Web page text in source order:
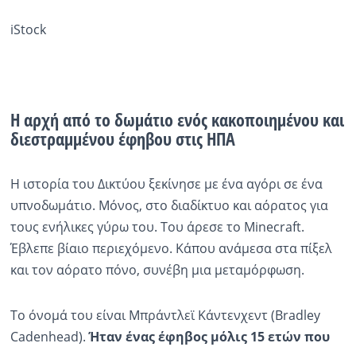
iStock
Η αρχή από το δωμάτιο ενός κακοποιημένου και
διεστραμμένου έφηβου στις ΗΠΑ
Η ιστορία του Δικτύου ξεκίνησε με ένα αγόρι σε ένα
υπνοδωμάτιο. Μόνος, στο διαδίκτυο και αόρατος για
τους ενήλικες γύρω του. Του άρεσε το Minecraft.
Έβλεπε βίαιο περιεχόμενο. Κάπου ανάμεσα στα πίξελ
και τον αόρατο πόνο, συνέβη μια μεταμόρφωση.
Το όνομά του είναι Μπράντλεϊ Κάντενχεντ (Bradley
Cadenhead).Ήταν ένας έφηβος μόλις 15 ετών που